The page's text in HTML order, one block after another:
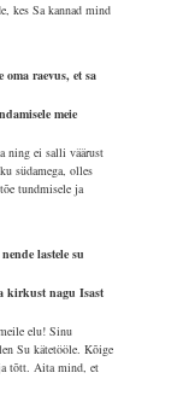
kes Sa kannad mind
raevus, et sa
meie
ning ei salli väärust
südamega, olles
tundmisele ja
lastele su
kirkust nagu Isast
elu! Sinu
Su kätetööle. Kõige
tõtt. Aita mind, et